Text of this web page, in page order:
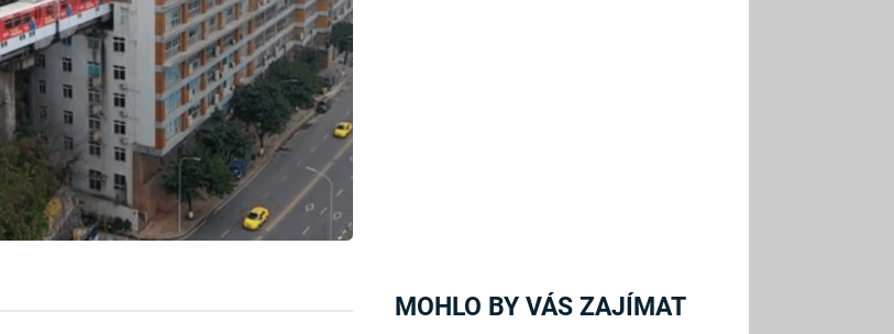
MOHLO BY VÁS ZAJÍMAT